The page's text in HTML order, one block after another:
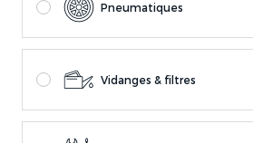
Pneumatiques
Vidanges & filtres